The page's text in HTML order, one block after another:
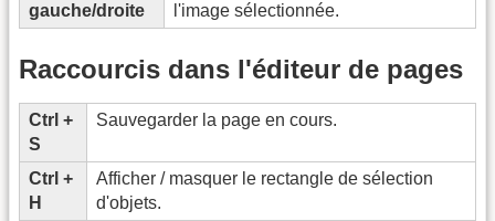
gauche/droite
l'image sélectionnée.
Raccourcis dans l'éditeur de pages
Ctrl +
S
Sauvegarder la page en cours.
Ctrl +
H
Afficher / masquer le rectangle de sélection
d'objets.